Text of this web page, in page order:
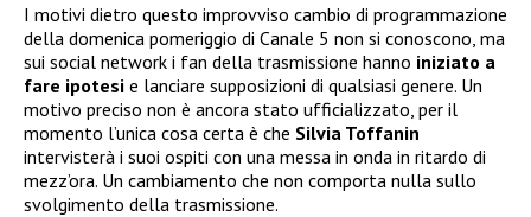
I motivi dietro questo improvviso cambio di programmazione
della domenica pomeriggio di Canale 5 non si conoscono, ma
sui social network i fan della trasmissione hanno iniziato a
fare ipotesi e lanciare supposizioni di qualsiasi genere. Un
motivo preciso non è ancora stato ufficializzato, per il
momento l’unica cosa certa è che Silvia Toffanin
intervisterà i suoi ospiti con una messa in onda in ritardo di
mezz’ora. Un cambiamento che non comporta nulla sullo
svolgimento della trasmissione.